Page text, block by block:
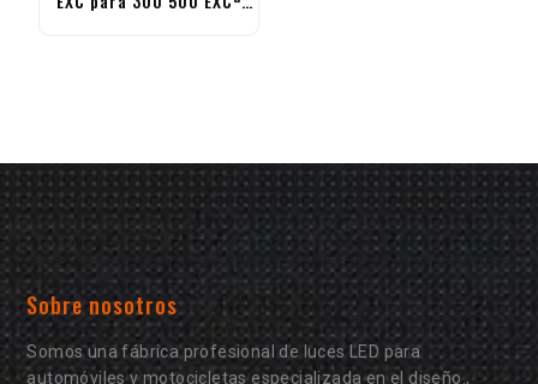
Sobre nosotros
Somos una fábrica profesional de luces LED para
automóviles y motocicletas especializada en el diseño.,